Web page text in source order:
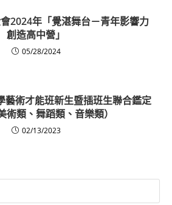
2024年「覺湛舞台－青年影響力
創造高中營」
05/28/2024
藝術才能班新生暨插班生聯合鑑定
術類、舞蹈類、音樂類）
02/13/2023